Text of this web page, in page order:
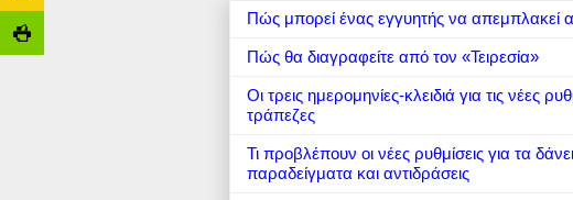
Πώς μπορεί ένας εγγυητής να απεμπλακεί
Πώς θα διαγραφείτε από τον «Τειρεσία»
Οι τρεις ημερομηνίες-κλειδιά για τις νέες
τράπεζες
Τι προβλέπουν οι νέες ρυθμίσεις για τα
παραδείγματα και αντιδράσεις